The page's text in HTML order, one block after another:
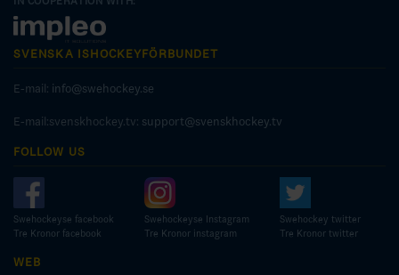
SVENSKA ISHOCKEYFÖRBUNDET
E-mail: info@swehockey.se
E-mail:svenskhockey.tv: support@svenskhockey.tv
FOLLOW US
Swehockeyse facebook
Tre Kronor facebook
Swehockeyse Instagram
Tre Kronor instagram
Swehockey twitter
Tre Kronor twitter
WEB